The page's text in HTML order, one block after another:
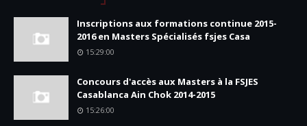
Inscriptions aux formations continue 2015-
2016 en Masters Spécialisés fsjes Casa
15:29:00
Concours d'accès aux Masters à la FSJES
Casablanca Ain Chok 2014-2015
15:26:00